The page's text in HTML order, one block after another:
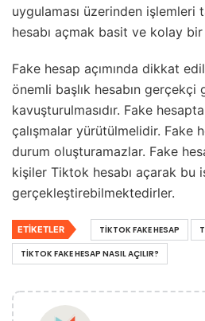
uygulaması üzerinden işlemleri
hesabı açmak basit ve kolay
Fake hesap açımında dikkat
önemli başlık hesabın gerçekçi
kavuşturulmasıdır. Fake
çalışmalar yürütülmelidir. Fake
durum oluşturamazlar. Fake
kişiler Tiktok hesabı açarak bu
gerçekleştirebilmektedirler.
ETIKETLER TIKTOK FAKE HESAP
TIKTOK FAKE HESAP NASIL AÇILIR?